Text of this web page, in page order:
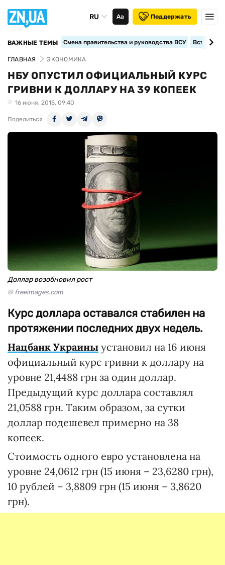
RU Аа Поддержать
ВАЖНЫЕ ТЕМЫ Смена правительства и руководства ВСУ
ГЛАВНАЯ ЭКОНОМИКА
НБУ ОПУСТИЛ ОФИЦИАЛЬНЫЙ КУРС
ГРИВНИ К ДОЛЛАРУ НА 39 КОПЕЕК
16 июня, 2015, 09:40
Поделиться
Доллар возобновил рост
© freeimages.com
Курс доллара оставался стабилен на
протяжении последних двух недель.
Нацбанк Украины установил на 16 июня
официальный курс гривни к доллару на
уровне 21,4488 грн за один доллар.
Предыдущий курс доллара составлял
21,0588 грн. Таким образом, за сутки
доллар подешевел примерно на 38
копеек.
Стоимость одного евро установлена на
уровне 24,0612 грн (15 июня – 23,6280 грн),
10 рублей – 3,8809 грн (15 июня – 3,8620
грн).